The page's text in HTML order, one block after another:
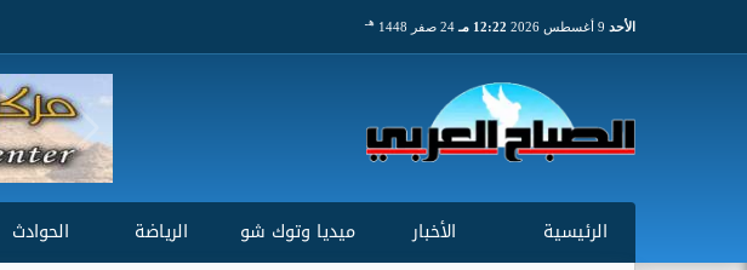
الأحد 12:22 مـ 24 صفر 1448 هـ
الرئيسية الأخبار ميديا وتوك شو الرياضة الحوادث